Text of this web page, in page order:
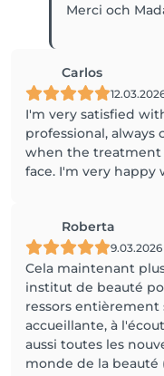
Merci och
Carlos
I'm very satisfied
professional,
when the treatment
face. I'm very
Roberta
9.03.2026
Cela maintenant
institut de beauté
ressors entièrement
accueillante, à
aussi toutes les
monde de la beauté